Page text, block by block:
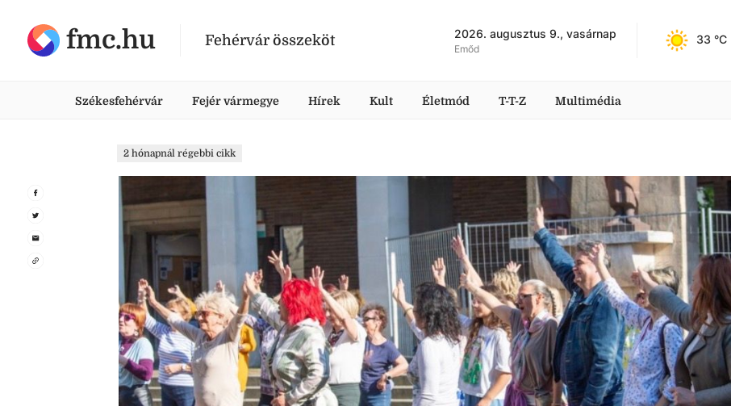
fmc.hu Fehérvár összeköt 2026. augusztus 9., vasárnap
Emőd
33 °C
Székesfehérvár Fejér vármegye Hírek Kult Életmód T-T-Z Multimédia
2 hónapnál régebbi cikk